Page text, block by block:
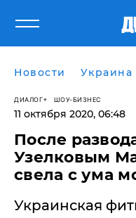
Новости Украина
ДИАЛОГ ШОУ-БИЗНЕС
11 октября 2020, 06:48
После
Узелковым
свела с ума
Украинская